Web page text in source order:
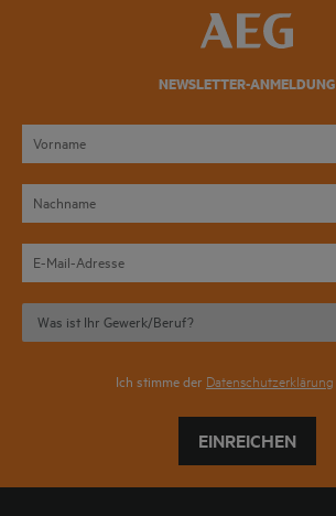
NEWSLETTER-ANMELDUNG
Ich stimme der Datenschutzerklärung
EINREICHEN